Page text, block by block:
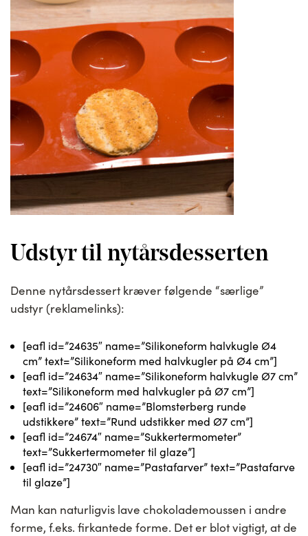
Udstyr til nytårsdesserten
Denne nytårsdessert kræver følgende “særlige”
udstyr (reklamelinks):
[eafl id=”24635″ name=”Silikoneform halvkugle Ø4
cm” text=”Silikoneform med halvkugler på Ø4 cm”]
[eafl id=”24634″ name=”Silikoneform halvkugle Ø7 cm”
text=”Silikoneform med halvkugler på Ø7 cm”]
[eafl id=”24606″ name=”Blomsterberg runde
udstikkere” text=”Rund udstikker med Ø7 cm”]
[eafl id=”24674″ name=”Sukkertermometer”
text=”Sukkertermometer til glaze”]
[eafl id=”24730″ name=”Pastafarver” text=”Pastafarve
til glaze”]
Man kan naturligvis lave chokolademoussen i andre
forme, f.eks. firkantede forme. Det er blot vigtigt, at de